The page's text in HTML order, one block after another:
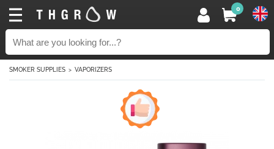
0
SMOKER SUPPLIES VAPORIZERS